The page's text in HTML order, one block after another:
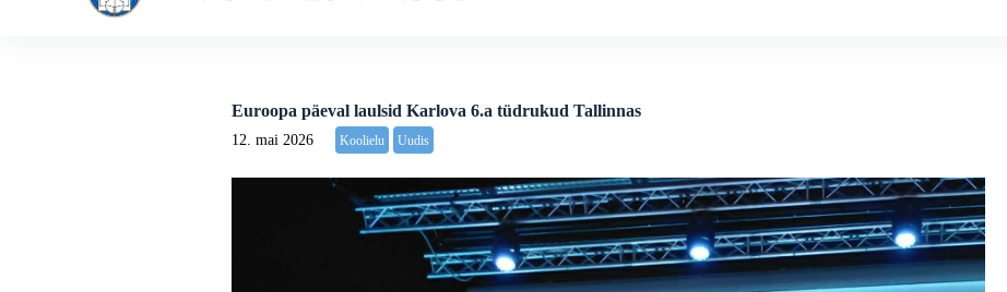
Euroopa päeval laulsid Karlova 6.a tüdrukud Tallinnas
12. mai 2026 Koolielu Uudis